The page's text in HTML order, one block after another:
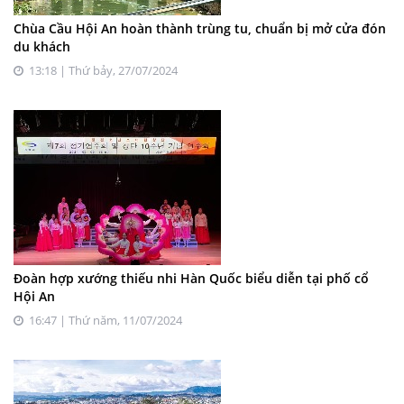
Chùa Cầu Hội An hoàn thành trùng tu, chuẩn bị mở cửa đón
du khách
13:18 | Thứ bảy, 27/07/2024
Đoàn hợp xướng thiếu nhi Hàn Quốc biểu diễn tại phố cổ
Hội An
16:47 | Thứ năm, 11/07/2024